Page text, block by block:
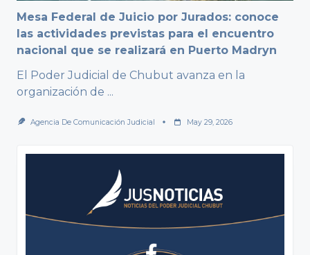
Mesa Federal de Juicio por Jurados: conoce
las actividades previstas para el encuentro
nacional que se realizará en Puerto Madryn
El Poder Judicial de Chubut avanza en la
organización de ...
Agencia De Comunicación Judicial May 29, 2026